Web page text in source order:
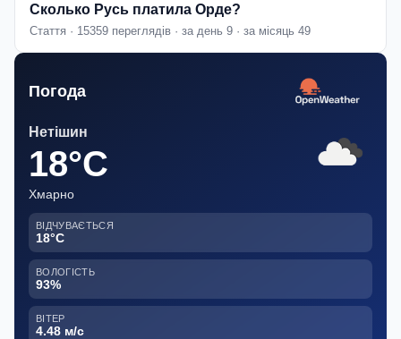
Сколько Русь платила Орде?
Стаття · 15359 переглядів · за день 9 · за місяць 49
Погода
Нетішин
18°C
Хмарно
ВІДЧУВАЄТЬСЯ
18°C
ВОЛОГІСТЬ
93%
ВІТЕР
4.48 м/с